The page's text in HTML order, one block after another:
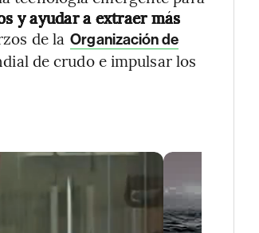
y ayudar a extraer más
de la Organización de
de crudo e impulsar los